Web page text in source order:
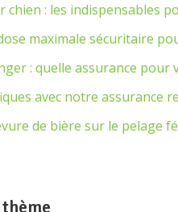
chien : les indispensables
maximale sécuritaire
: quelle assurance pour
avec notre assurance
de bière sur le pelage